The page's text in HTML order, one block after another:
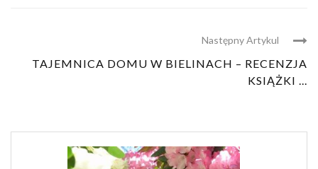
Następny Artykul
TAJEMNICA DOMU W BIELINACH – RECENZJA
KSIĄŻKI ...